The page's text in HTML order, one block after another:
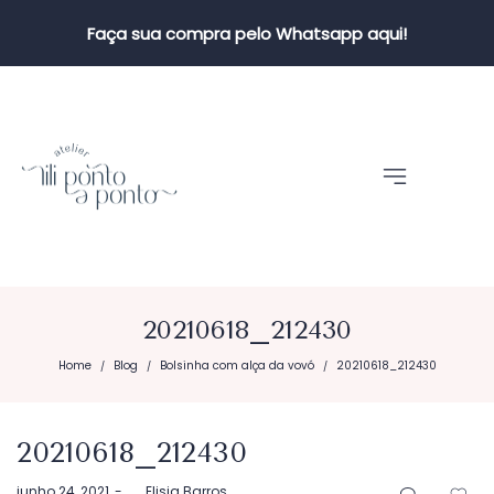
Faça sua compra pelo Whatsapp aqui!
20210618_212430
Home / Blog / Bolsinha com alça da vovó / 20210618_212430
20210618_212430
Postado